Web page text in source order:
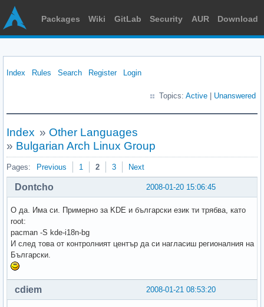
Packages Wiki GitLab Security AUR Download
Index Rules Search Register Login
Topics: Active Unanswered
Index » Other Languages
» Bulgarian Arch Linux Group
Pages: Previous 1 2 3 Next
2008-01-20 15:06:45
Dontcho
О да. Има си. Примерно за KDE и български език ти трябва, като
root:
pacman -S kde-i18n-bg
И след това от контролният център да си нагласиш регионалния на
Български.
2008-01-21 08:53:20
cdiem